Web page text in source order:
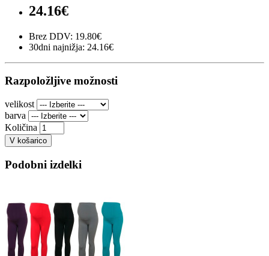
24.16€
Brez DDV: 19.80€
30dni najnižja: 24.16€
Razpoložljive možnosti
velikost
barva
Količina
V košarico
Podobni izdelki